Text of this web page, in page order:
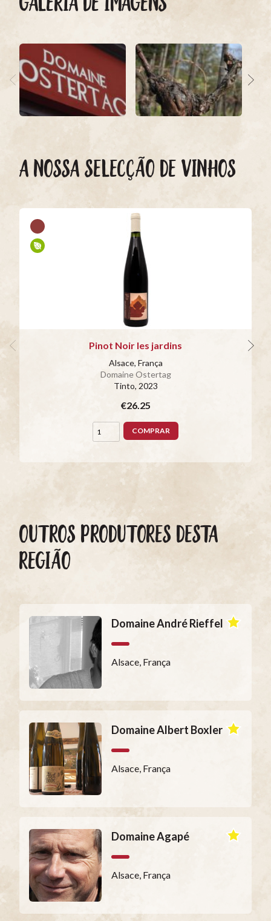
A NOSSA SELECÇÃO DE VINHOS
Pinot Noir les jardins
Alsace, França
Domaine Ostertag
Tinto, 2023
€26.25
COMPRAR
OUTROS PRODUTORES DESTA
REGIÃO
Domaine André Rieffel
Alsace, França
Domaine Albert Boxler
Alsace, França
Domaine Agapé
Alsace, França